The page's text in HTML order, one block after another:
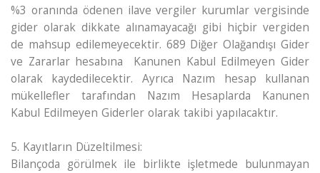
%3 oranında ödenen ilave vergiler kurumlar vergisinde
gider olarak dikkate alınamayacağı gibi hiçbir vergiden
de mahsup edilemeyecektir. 689 Diğer Olağandışı Gider
ve Zararlar hesabına Kanunen Kabul Edilmeyen Gider
olarak kaydedilecektir. Ayrıca Nazım hesap kullanan
mükellefler tarafından Nazım Hesaplarda Kanunen
Kabul Edilmeyen Giderler olarak takibi yapılacaktır.
5. Kayıtların Düzeltilmesi:
Bilançoda görülmek ile birlikte işletmede bulunmayan